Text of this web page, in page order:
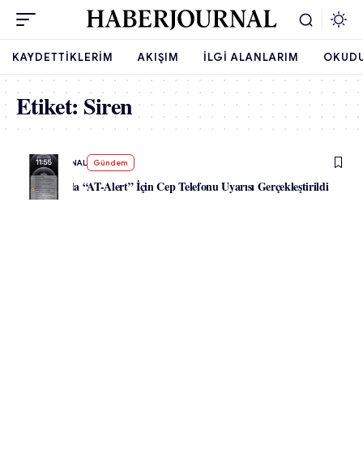
KAYDETTIKLERIM AKIŞIM İLGI ALANLARIM
Etiket:Siren
HABERJOURNAL Gündem
Avusturya’da “AT-Alert” İçin Cep Telefonu Uyarısı Gerçekleştirildi